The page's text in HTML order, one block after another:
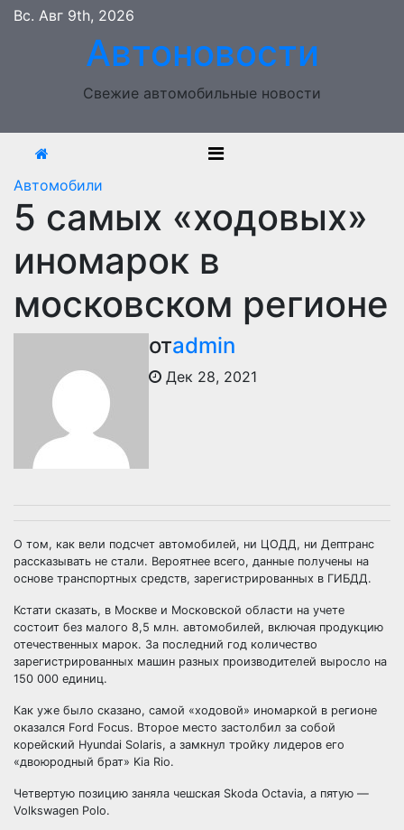
Перейти
содержимому
Вс. Авг 9th, 2026
Автоновости
Свежие автомобильные новости
Автомобили
5 самых «ходовых»
иномарок в
московском регионе
отadmin
Дек 28, 2021
О том, как вели подсчет автомобилей, ни ЦОДД, ни Дептранс
рассказывать не стали. Вероятнее всего, данные получены на
основе транспортных средств, зарегистрированных в ГИБДД.
Кстати сказать, в Москве и Московской области на учете
состоит без малого 8,5 млн. автомобилей, включая продукцию
отечественных марок. За последний год количество
зарегистрированных машин разных производителей выросло на
150 000 единиц.
Как уже было сказано, самой «ходовой» иномаркой в регионе
оказался Ford Focus. Второе место застолбил за собой
корейский Hyundai Solaris, а замкнул тройку лидеров его
«двоюродный брат» Kia Rio.
Четвертую позицию заняла чешская Skoda Octavia, а пятую —
Volkswagen Polo.